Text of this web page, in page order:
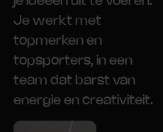
Je werkt met
topmerken en
topsporters, in een
team dat barst van
energie en creativiteit.